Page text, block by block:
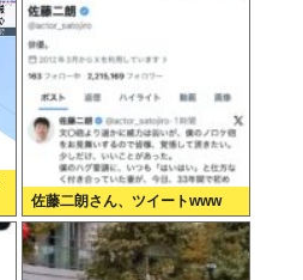
佐藤二朗さん、ツイートwww